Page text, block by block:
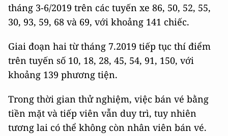
tháng 3-6/2019 trên các tuyến xe 86, 50, 52, 55,
30, 93, 59, 68 và 69, với khoảng 141 chiếc.
Giai đoạn hai từ tháng 7.2019 tiếp tục thí điểm
trên tuyến số 10, 18, 28, 45, 54, 91, 150, với
khoảng 139 phương tiện.
Trong thời gian thử nghiệm, việc bán vé bằng
tiền mặt và tiếp viên vẫn duy trì, tuy nhiên
tương lai có thể không còn nhân viên bán vé.